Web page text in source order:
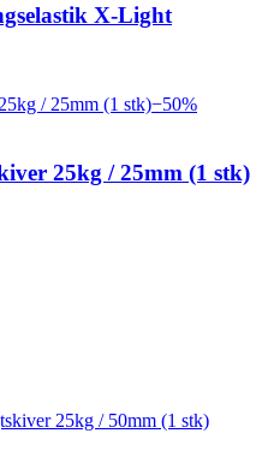
X-Light
−50%
25kg / 25mm (1 stk)